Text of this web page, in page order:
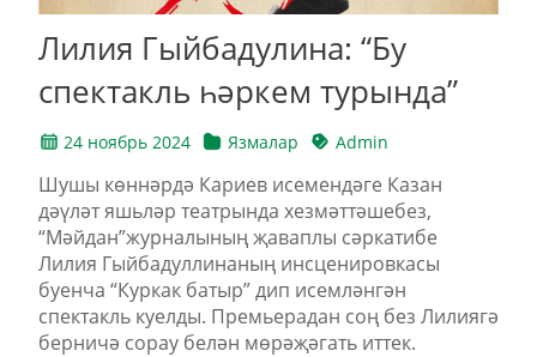
Лилия Гыйбадулина: “Бу
спектакль һәркем турында”
24 ноябрь 2024 Язмалар Admin
Шушы көннәрдә Кариев исемендәге Казан
дәүләт яшьләр театрында хезмәттәшебез,
“Мәйдан”журналының җаваплы сәркатибе
Лилия Гыйбадуллинаның инсценировкасы
буенча “Куркак батыр” дип исемләнгән
спектакль куелды. Премьерадан соң без Лилиягә
берничә сорау белән мөрәҗәгать иттек.